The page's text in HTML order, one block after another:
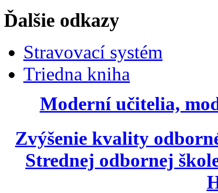
Ďalšie odkazy
Stravovací systém
Triedna kniha
Moderní učitelia,
Zvýšenie kvality
Strednej odbornej